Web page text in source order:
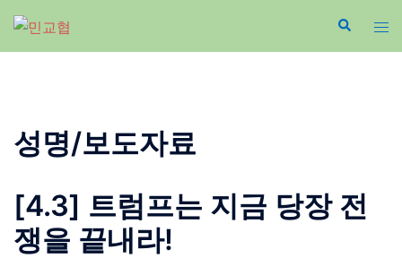
Skip
content
성명/보도자료
[4.3] 트럼프는 지금 당장 전
쟁을 끝내라!